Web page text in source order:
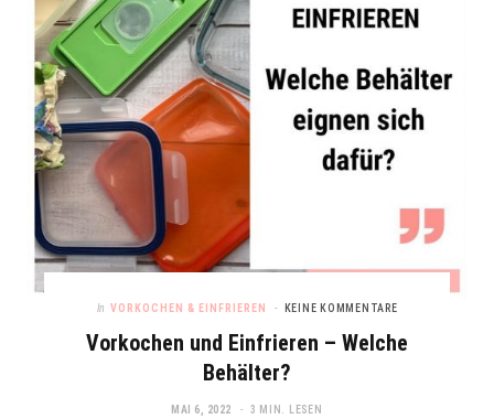
In VORKOCHEN & EINFRIEREN KEINE KOMMENTARE
Vorkochen und Einfrieren – Welche
Behälter?
MAI 6, 2022 3 MIN. LESEN